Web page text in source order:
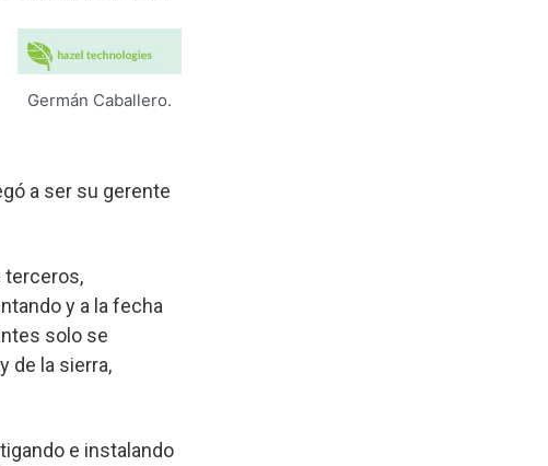
Germán Caballero.
a ser su gerente
terceros,
y a la fecha
solo se
de la sierra,
e instalando